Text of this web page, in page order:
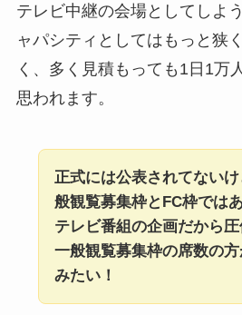
テレビ中継の会場としてしよ
ャパシティとしてはもっと狭
く、多く見積もっても1日1万
思われます。
正式には公表されてない
般観覧募集枠とFC枠では
テレビ番組の企画だから
一般観覧募集枠の席数の
みたい！